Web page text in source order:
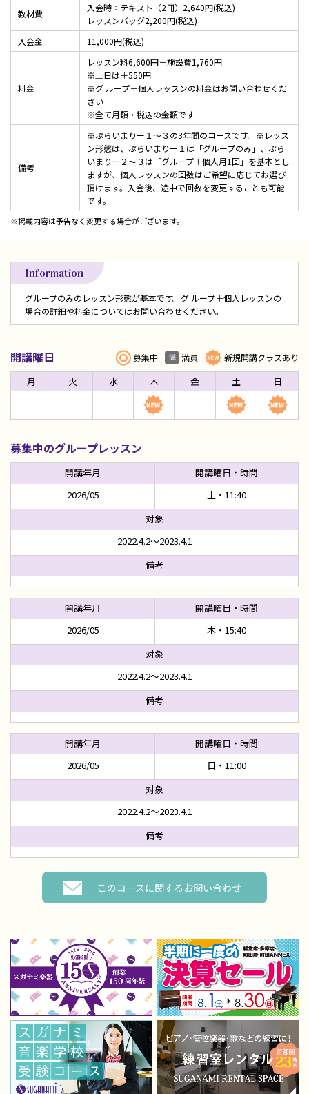
教材費
入会時：テキスト（2冊）2,640円(税込)
レッスンバッグ2,200円(税込)
入会金
11,000円(税込)
料金
レッスン料6,600円＋施設費1,760円
※土日は＋550円
※グ ループ＋個人レッスンの料金はお問い合わせくだ
さい
※全て月額・税込の金額です
備考
※ぷらいまりー１～３の3年間のコースです。※レッス
ン形態は、ぷらいまりー１は「グループのみ」、ぷら
いまりー２～３は「グループ＋個人月1回」を基本とし
ますが、個人レッスンの回数はご希望に応じてお選び
頂けます。入会後、途中で回数を変更することも可能
です。
※掲載内容は予告なく変更する場合がございます。
Information
グループのみのレッスン形態が基本です。グ ループ＋個人レッスンの
場合の詳細や料金についてはお問い合わせください。
開講曜日 募集中 満員 新規開講クラスあり
月 火 水 木 金 土 日
募集中のグループレッスン
2026/05 土・11:40
2022.4.2～2023.4.1
2026/05 木・15:40
2022.4.2～2023.4.1
2026/05 日・11:00
2022.4.2～2023.4.1
このコースに関するお問い合わせ